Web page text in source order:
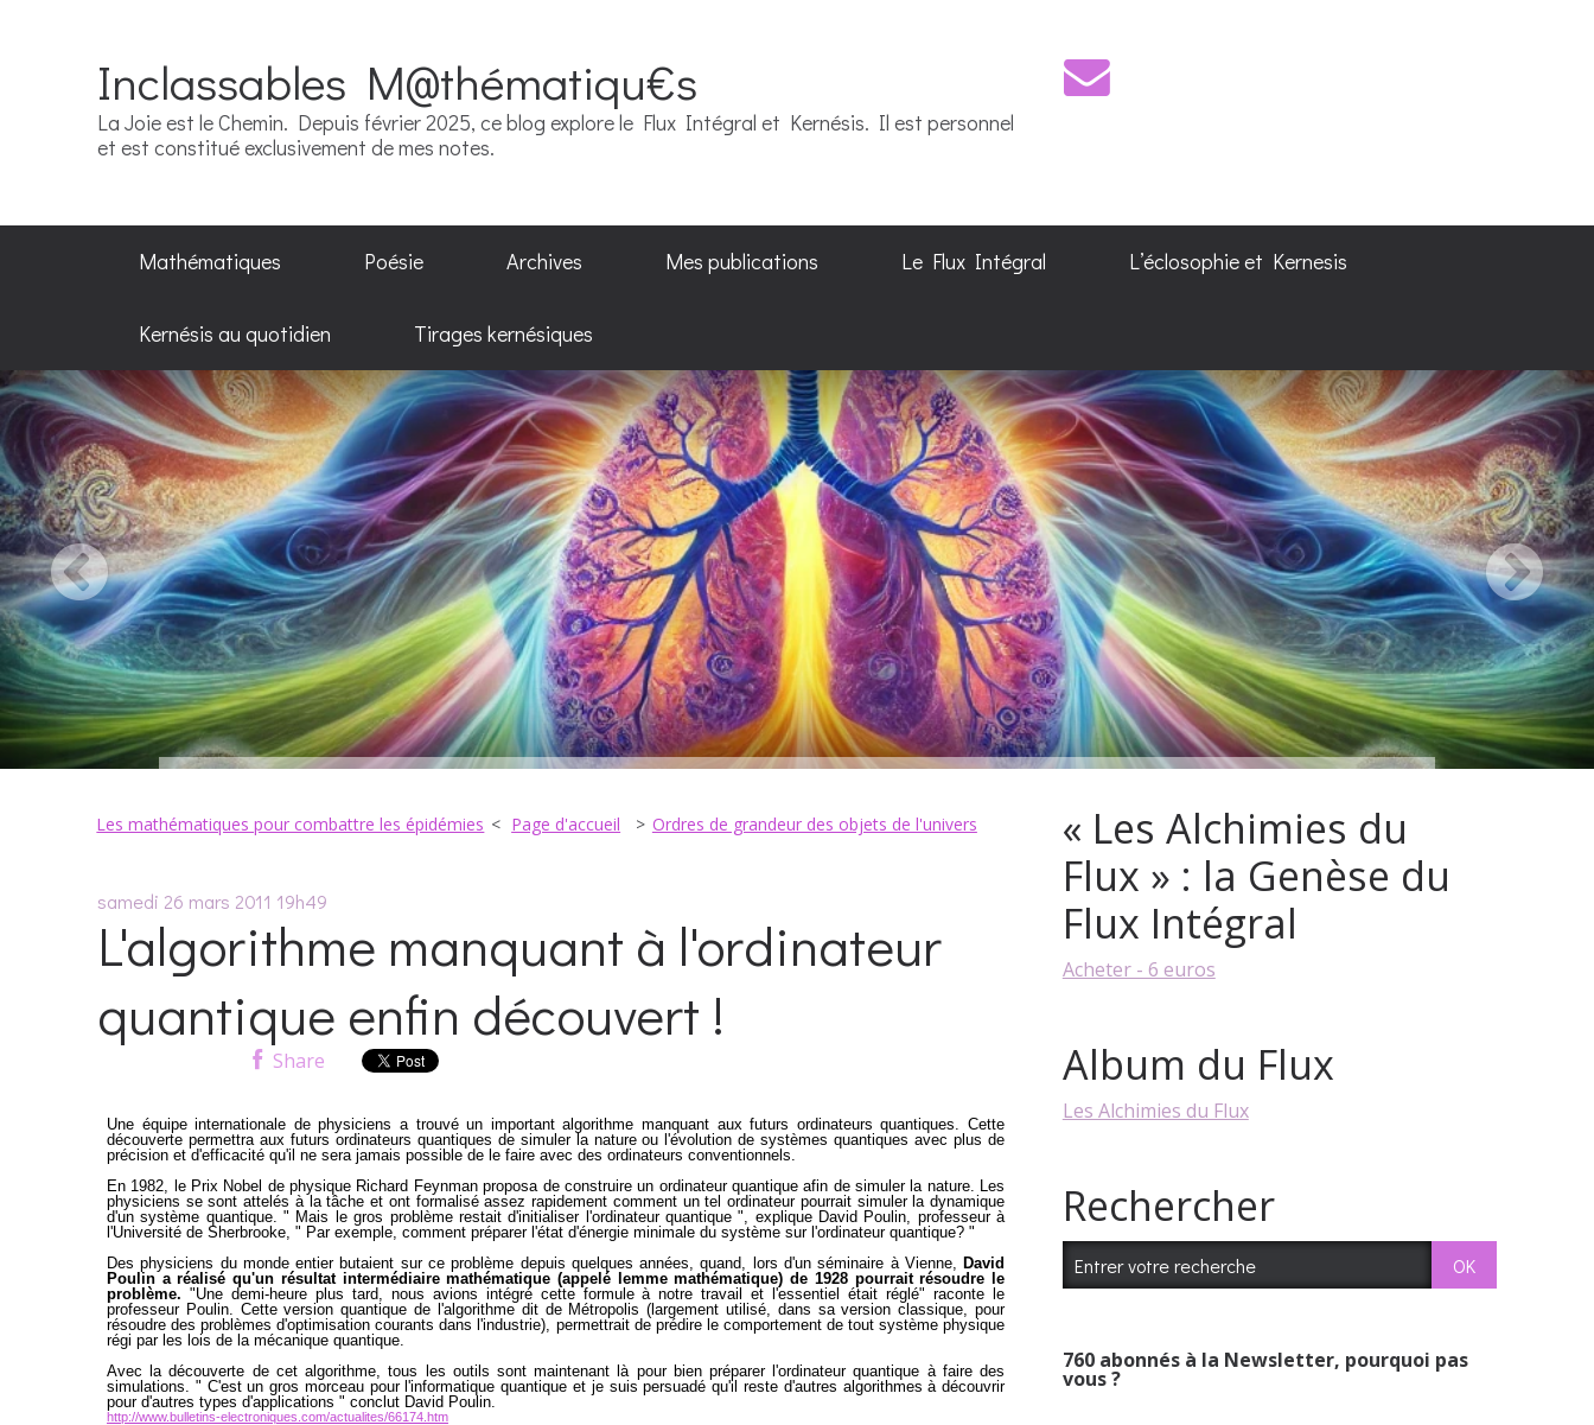
Inclassables M@thématiqu€s
La Joie est le Chemin. Depuis février 2025, ce blog explore le Flux Intégral et Kernésis. Il est personnel
et est constitué exclusivement de mes notes.
Mathématiques Poésie Archives Mes publications Le Flux Intégral L’éclosophie et Kernesis
Kernésis au quotidien Tirages kernésiques
Les mathématiques pour combattre les épidémies Page d'accueil Ordres de grandeur des objets de l'univers
samedi 26 mars 2011 19h49
L'algorithme manquant à l'ordinateur
quantique enfin découvert !
Share
Une équipe internationale de physiciens a trouvé un important algorithme manquant aux futurs ordinateurs quantiques. Cette
découverte permettra aux futurs ordinateurs quantiques de simuler la nature ou l'évolution de systèmes quantiques avec plus de
précision et d'efficacité qu'il ne sera jamais possible de le faire avec des ordinateurs conventionnels.
En 1982, le Prix Nobel de physique Richard Feynman proposa de construire un ordinateur quantique afin de simuler la nature. Les
physiciens se sont attelés à la tâche et ont formalisé assez rapidement comment un tel ordinateur pourrait simuler la dynamique
d'un système quantique. " Mais le gros problème restait d'initialiser l'ordinateur quantique ", explique David Poulin, professeur à
l'Université de Sherbrooke, " Par exemple, comment préparer l'état d'énergie minimale du système sur l'ordinateur quantique? "
Des physiciens du monde entier butaient sur ce problème depuis quelques années, quand, lors d'un séminaire à Vienne,
David
Poulin a réalisé qu'un résultat intermédiaire mathématique (appelé lemme mathématique) de 1928 pourrait résoudre le
problème. "Une demi-heure plus tard, nous avions intégré cette formule à notre travail et l'essentiel était réglé" raconte le
professeur Poulin. Cette version quantique de l'algorithme dit de Métropolis (largement utilisé, dans sa version classique, pour
résoudre des problèmes d'optimisation courants dans l'industrie), permettrait de prédire le comportement de tout système physique
régi par les lois de la mécanique quantique.
Avec la découverte de cet algorithme, tous les outils sont maintenant là pour bien préparer l'ordinateur quantique à faire des
simulations. " C'est un gros morceau pour l'informatique quantique et je suis persuadé qu'il reste d'autres algorithmes à découvrir
pour d'autres types d'applications " conclut David Poulin.
http://www.bulletins-electroniques.com/actualites/66174.htm
« Les Alchimies du
Flux » : la Genèse du
Flux Intégral
Acheter - 6 euros
Album du Flux
Les Alchimies du Flux
Rechercher
760abonnés à la Newsletter, pourquoi pas
vous ?